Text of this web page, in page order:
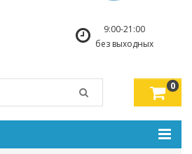
9:00-21:00
без выходных
0